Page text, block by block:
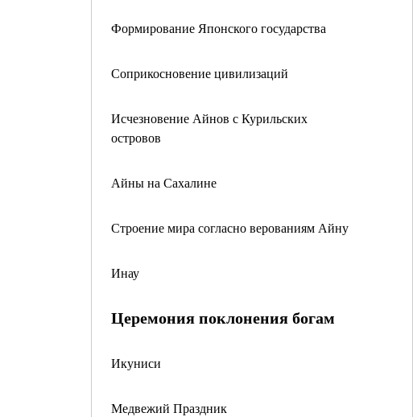
Формирование Японского государства
Соприкосновение цивилизаций
Исчезновение Айнов с Курильских
островов
Айны на Сахалине
Строение мира согласно верованиям Айну
Инау
Церемония поклонения богам
Икуниси
Медвежий Праздник